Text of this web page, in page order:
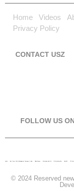
Home Videos
Privacy Policy
CONTACT USZ
FOLLOW US ON
© 2024 Reserved